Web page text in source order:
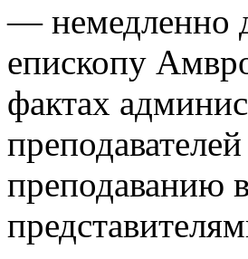
— немедленно
епископу
фактах
преподаванию